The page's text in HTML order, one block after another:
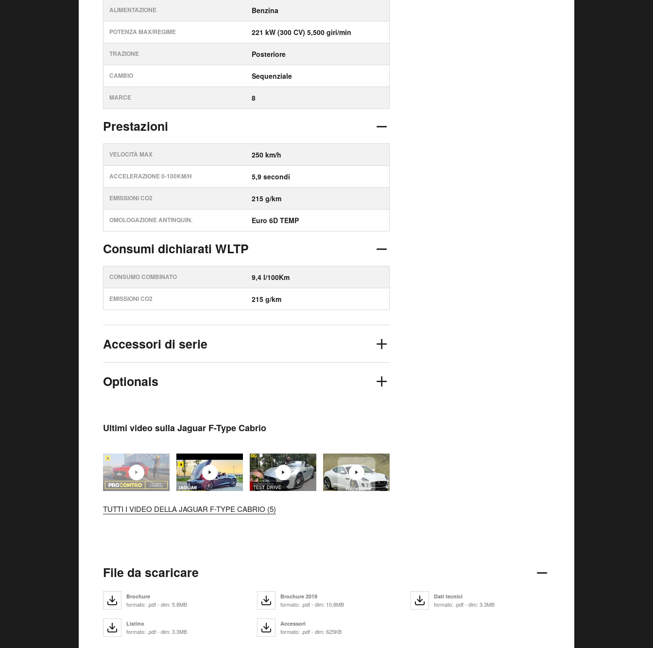
ALIMENTAZIONE Benzina
POTENZA MAX/REGIME 221 kW (300 CV) 5,500 giri/min
TRAZIONE Posteriore
CAMBIO Sequenziale
MARCE 8
Prestazioni
VELOCITÀ MAX 250 km/h
ACCELERAZIONE 0-100KM/H 5,9 secondi
EMISSIONI CO2 215 g/km
OMOLOGAZIONE ANTINQUIN. Euro 6D TEMP
Consumi dichiarati WLTP
CONSUMO COMBINATO 9,4 l/100Km
EMISSIONI CO2 215 g/km
Accessori di serie
Optionals
Ultimi video sulla Jaguar F-Type Cabrio
TUTTI I VIDEO DELLA JAGUAR F-TYPE CABRIO (5)
File da scaricare
Brochure
formato: .pdf - dim: 5.8MB
Brochure 2019
formato: .pdf - dim: 10.8MB
Dati tecnici
formato: .pdf - dim: 3.3MB
Listino
formato: .pdf - dim: 3.3MB
Accessori
formato: .pdf - dim: 625KB